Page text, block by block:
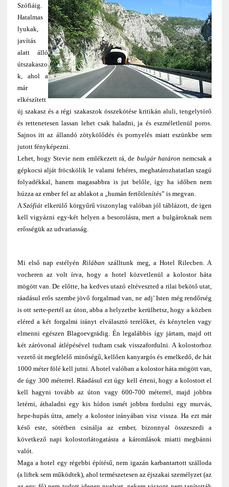
Szófiáig.
Hatalmas
lyukak,
javítás
alatt álló
útszakaszo
k, ahol a
már
elkészített
új szakasz és a régi szakaszok összekötése kritikán aluli, tengelytörő
és rettenetesen lassan lehet csak haladni, ja és eszméletlenül poros.
Sajnos itt az állandó zötykölődés és pornyelés miatt eszünkbe sem
jutott fényképezni.
Lehet, hogy Stevie nem emlékezett rá, de bulgár határon nemcsak a
gépkocsi alját fröcskölik le valami fehéres, meghatározhatatlan szagú
folyadékkal, hanem magasabbra is jut belőle, így ha időben nem
húzza az ember fel az ablakot a „humán fertőtlenítés” is megvan.
ASzófiát elkerülő körgyűrű viszonylag valóban jól táblázott, de igen
kell vigyázni egy-két helyen a besorolásra, mert a bulgároknak nem
erősségük az udvariasság.
Mi első nap estélyénRilában szálltunk meg, a Hotel Rilecben. A
vocheren az volt írva, hogy a hotel közvetlenül a kolostor háta
mögött van. De előtte, ha kedves utazó eltéveszted a rilai bekötő utat,
ráadásul erős szembe jövő forgalmad van, ne adj’ Isten még rendőrség
is ott serte-pertél az úton, abba a helyzetbe kerülhetsz, hogy a közben
eléred a két forgalmi irányt elválasztó terelőket, és kénytelen vagy
elmenni egészen Blagoevgrádig. Én legalábbis így jártam, majd ott
két záróvonal átlépésével tudtam csak visszafordulni. A kolostorhoz
vezető út megfelelő minőségű, kellően kanyargós és emelkedő, de hát
1000 méter fölé kell jutni. A hotel valóban a kolostor háta mögött van,
de úgy 300 méterrel. Ráadásul ezt úgy kell érteni, hogy a kolostort el
kell hagyni tovább az úton vagy 600-700 méterrel, majd jobbra
letérni, áthaladni egy kis hídon ismét jobbra fordulni egy murvás,
hepe-hupás útra, amely a kolostor irányában visz vissza. Ha ezt már
késő este, sötétben csinálja az ember, bizonnyal összeszedi a
következő napi kolostorlátogatásra a káromlások miatti megbánni
valót.
Maga a hotel egy régebbi építésű, nem igazán karbantartott szálloda
(a liftek sem működtek), ahol természetesen az éjszakai személyzet (az